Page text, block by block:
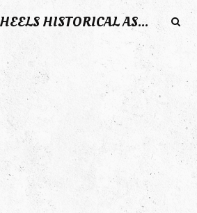
LIBERTY WHEELS HISTORICAL ASSOCIATION